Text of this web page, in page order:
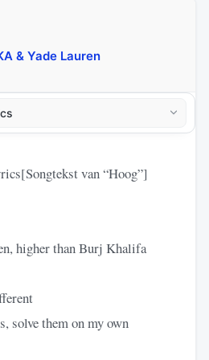
& Yade Lauren
van “Hoog”]
higher than Burj Khalifa
solve them on my own